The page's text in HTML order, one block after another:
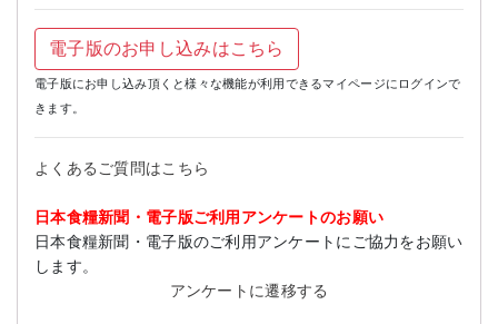
電子版のお申し込みはこちら
電子版にお申し込み頂くと様々な機能が利用できるマイページにログインで
きます。
よくあるご質問はこちら
日本食糧新聞・電子版ご利用アンケートのお願い
日本食糧新聞・電子版のご利用アンケートにご協力をお願い
します。
アンケートに遷移する